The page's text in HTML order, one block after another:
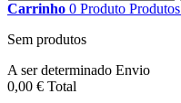
Carrinho 0 Produto Produtos
Sem produtos
A ser determinado Envio
0,00 € Total